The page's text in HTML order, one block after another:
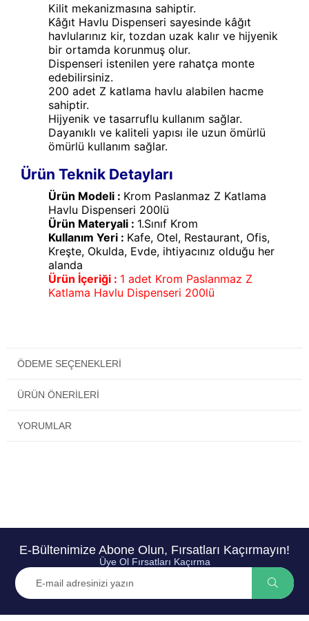
Kilit mekanizmasına sahiptir.
Kâğıt Havlu Dispenseri sayesinde kâğıt
havlularınız kir, tozdan uzak kalır ve hijyenik
bir ortamda korunmuş olur.
Dispenseri istenilen yere rahatça monte
edebilirsiniz.
200 adet Z katlama havlu alabilen hacme
sahiptir.
Hijyenik ve tasarruflu kullanım sağlar.
Dayanıklı ve kaliteli yapısı ile uzun ömürlü
ömürlü kullanım sağlar.
Ürün Teknik Detayları
Ürün Modeli : Krom Paslanmaz Z Katlama
Havlu Dispenseri 200lü
Ürün Materyali : 1.Sınıf Krom
Kullanım Yeri : Kafe, Otel, Restaurant, Ofis,
Kreşte, Okulda, Evde, ihtiyacınız olduğu her
alanda
Ürün İçeriği : 1 adet Krom Paslanmaz Z
Katlama Havlu Dispenseri 200lü
ÖDEME SEÇENEKLERI
ÜRÜN ÖNERILERI
YORUMLAR
E-Bültenimize Abone Olun, Fırsatları Kaçırmayın!
Üye Ol Fırsatları Kaçırma